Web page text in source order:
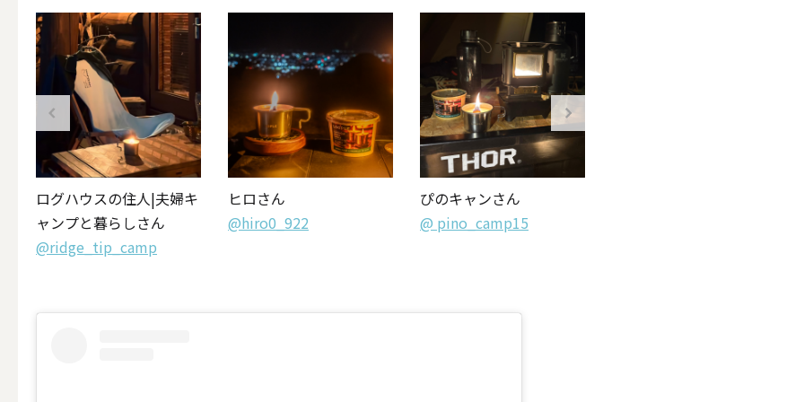
その他キャンドル
（利用シーン）アウトドア
ログハウスの住人|夫婦キ
ャンプと暮らしさん
@ridge_tip_camp
ヒロさん
@hiro0_922
ぴのキャンさん
@ pino_camp15